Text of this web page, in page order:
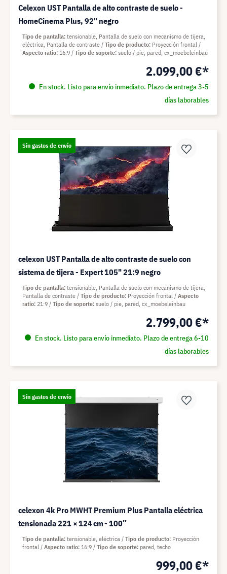
Celexon UST Pantalla de alto contraste de suelo -
HomeCinema Plus, 92" negro
2.099,00 €*
En stock. Listo para envío inmediato. Plazo de entrega 3-5
días laborables
Tipo de pantalla tensionable, Pantalla de suelo con mecanismo de tijera,
eléctrica, Pantalla de contraste
Tipo de producto Proyección frontal
Aspecto ratio 16:9 Tipo de soporte suelo / pie, pared, cx_moebeleinbau
Sin gastos de envío
celexon UST Pantalla de alto contraste de suelo con
sistema de tijera - Expert 105" 21:9 negro
2.799,00 €*
En stock. Listo para envío inmediato. Plazo de entrega 6-10
días laborables
Tipo de pantalla tensionable, Pantalla de suelo con mecanismo de tijera,
Pantalla de contraste
Tipo de producto Proyección frontal
Aspecto
ratio 21:9 Tipo de soporte suelo / pie, pared, cx_moebeleinbau
Sin gastos de envío
celexon 4k Pro MWHT Premium Plus Pantalla eléctrica
tensionada 221 × 124 cm - 100″
999,00 €*
Tipo de pantalla tensionable, eléctrica Tipo de producto Proyección
frontal
Aspecto ratio 16:9 Tipo de soporte pared, techo